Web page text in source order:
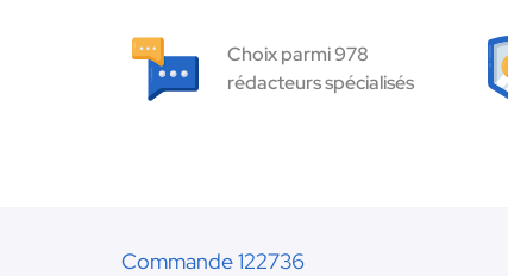
Choix parmi 978
rédacteurs spécialisés
Commande 122736